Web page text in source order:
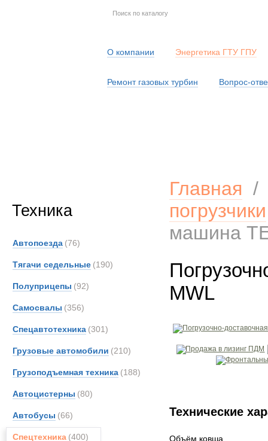
О компании Энергетика ГТУ ГПУ
Ремонт газовых турбин Вопрос-
Техника
Автопоезда (76)
Тягачи седельные (190)
Полуприцепы (92)
Самосвалы (356)
Спецавтотехника (301)
Грузовые автомобили (210)
Грузоподъемная техника (188)
Автоцистерны (80)
Автобусы (66)
Спецтехника (400)
Главная
погрузчики
машина
MWL
Технические
Объём ковша